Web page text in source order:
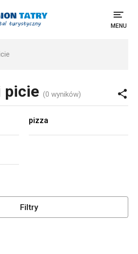
MENU
picie (0 wyników)
pizza
Filtry